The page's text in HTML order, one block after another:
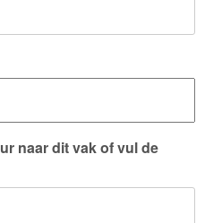
naar dit vak of vul de